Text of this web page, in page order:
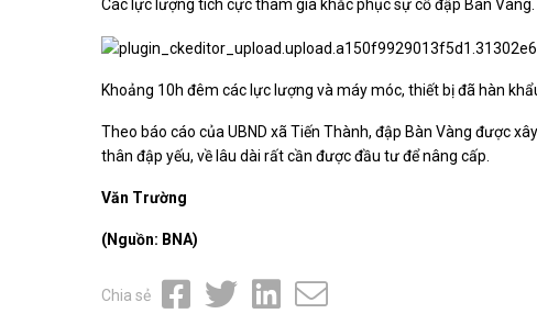
Các lực lượng tích cực tham gia khắc phục sự cố đập Bàn
Khoảng 10h đêm các lực lượng và máy móc, thiết bị đã hàn
Theo báo cáo của UBND xã Tiến Thành, đập Bàn Vàng được
thân đập yếu, về lâu dài rất cần được đầu tư để nâng cấp.
Văn Trường
(Nguồn: BNA)
Chia sẻ